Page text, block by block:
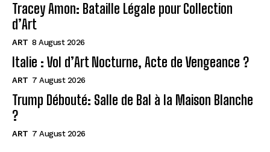
Tracey Amon: Bataille Légale pour Collection
d’Art
ART 8 August 2026
Italie : Vol d’Art Nocturne, Acte de Vengeance ?
ART 7 August 2026
Trump Débouté: Salle de Bal à la Maison Blanche
?
ART 7 August 2026